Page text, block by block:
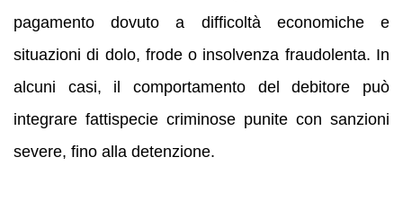
pagamento dovuto a difficoltà economiche e
situazioni di dolo, frode o insolvenza fraudolenta. In
alcuni casi, il comportamento del debitore può
integrare fattispecie criminose punite con sanzioni
severe, fino alla detenzione.